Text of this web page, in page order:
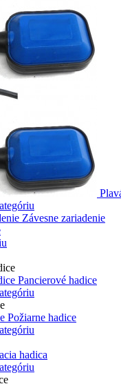
Závesne zariadenie
Pancierové hadice
Požiarne hadice
hadica